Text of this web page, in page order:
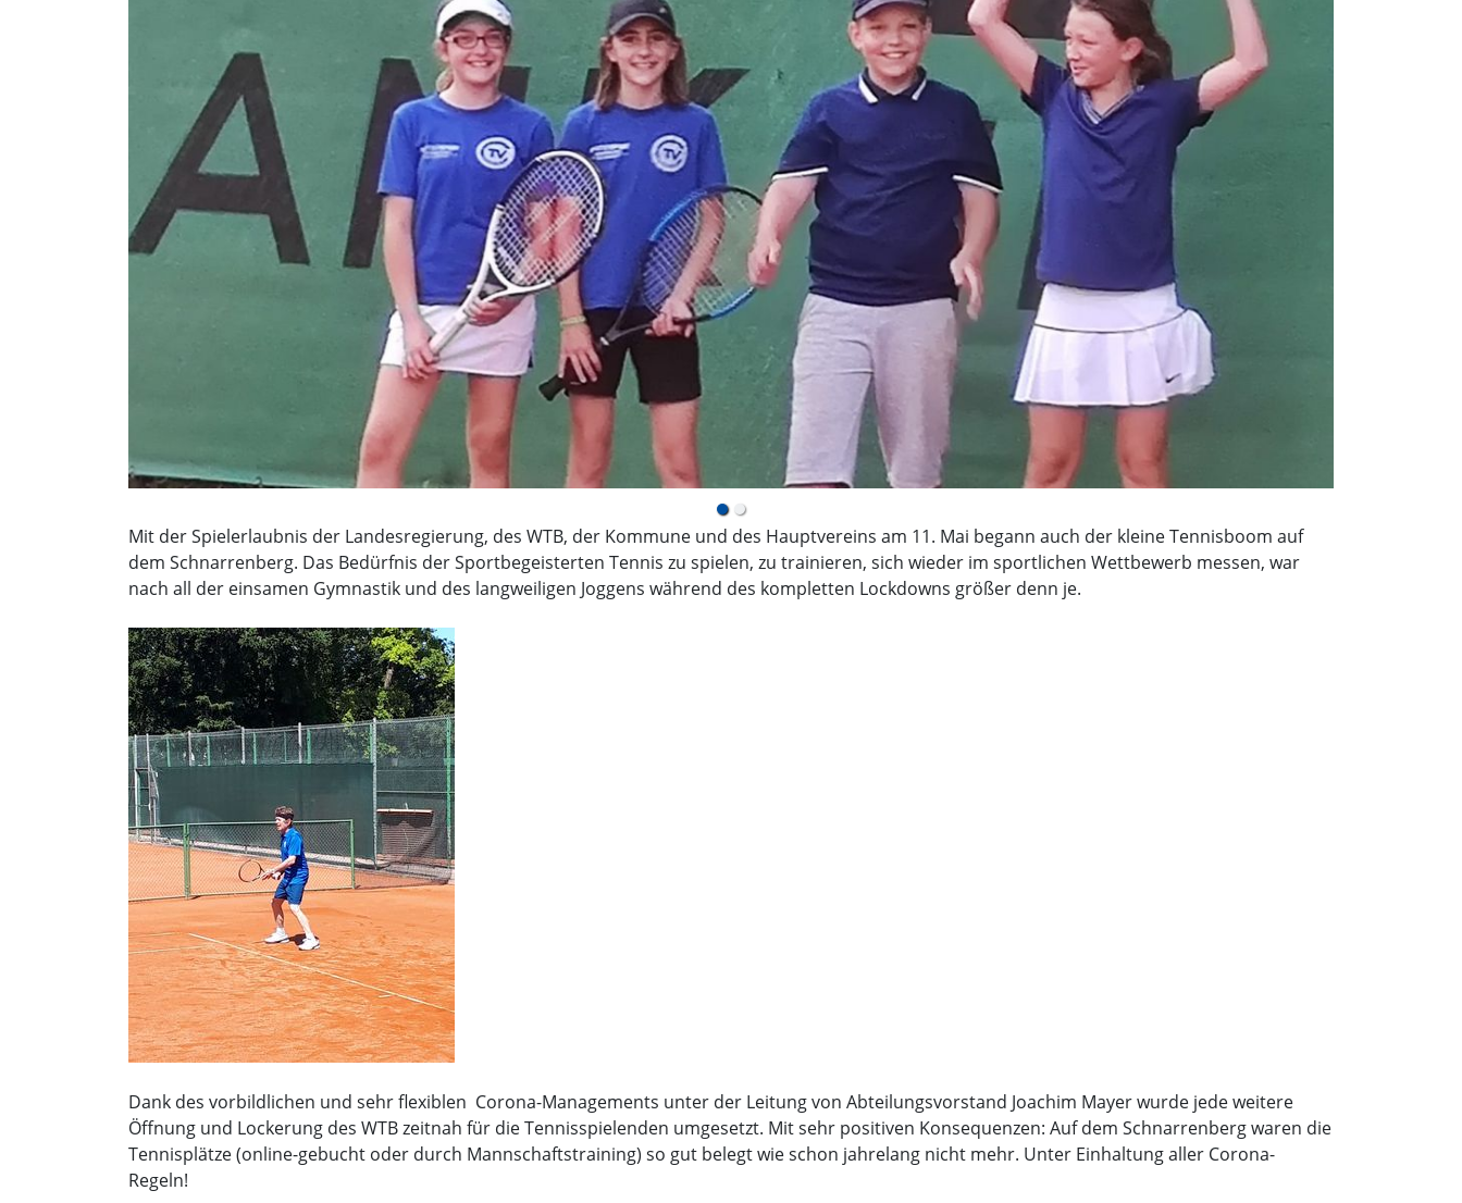
Mit der Spielerlaubnis der Landesregierung, des WTB, der Kommune und des Hauptvereins am 11. Mai begann auch der kleine Tennisboom auf
dem Schnarrenberg. Das Bedürfnis der Sportbegeisterten Tennis zu spielen, zu trainieren, sich wieder im sportlichen Wettbewerb messen, war
nach all der einsamen Gymnastik und des langweiligen Joggens während des kompletten Lockdowns größer denn je.
Dank des vorbildlichen und sehr flexiblen Corona-Managements unter der Leitung von Abteilungsvorstand Joachim Mayer wurde jede weitere
Öffnung und Lockerung des WTB zeitnah für die Tennisspielenden umgesetzt. Mit sehr positiven Konsequenzen: Auf dem Schnarrenberg waren die
Tennisplätze (online-gebucht oder durch Mannschaftstraining) so gut belegt wie schon jahrelang nicht mehr. Unter Einhaltung aller Corona-
Regeln!